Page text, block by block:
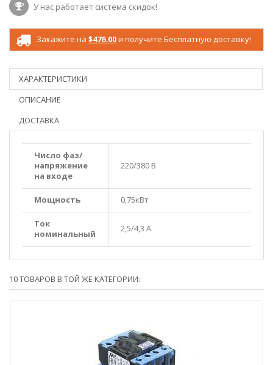
У нас работает система скидок!
Закажите на $476.00и получите Бесплатную доставку!
ХАРАКТЕРИСТИКИ
ОПИСАНИЕ
ДОСТАВКА
Число фаз/
напряжение
на входе
220/380 В
Мощность 0,75кВт
Ток
номинальный
2,5/4,3 А
10 ТОВАРОВ В ТОЙ ЖЕ КАТЕГОРИИ: